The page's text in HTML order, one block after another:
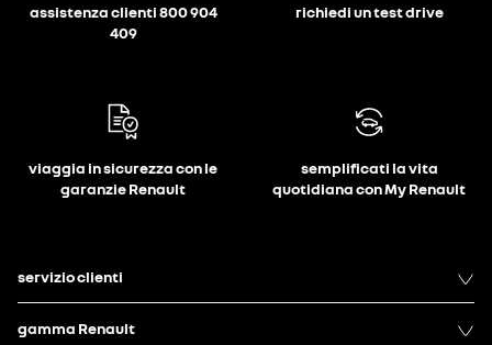
assistenza clienti 800 904
409
richiedi un test drive
viaggia in sicurezza con le
garanzie Renault
semplificati la vita
quotidiana con My Renault
servizio clienti
gamma Renault